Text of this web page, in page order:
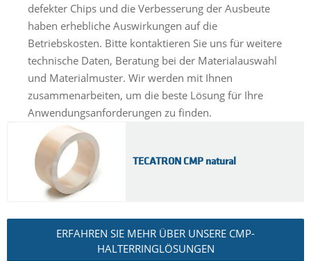
defekter Chips und die Verbesserung der Ausbeute
haben erhebliche Auswirkungen auf die
Betriebskosten. Bitte kontaktieren Sie uns für weitere
technische Daten, Beratung bei der Materialauswahl
und Materialmuster. Wir werden mit Ihnen
zusammenarbeiten, um die beste Lösung für Ihre
Anwendungsanforderungen zu finden.
TECATRON CMP natural
ERFAHREN SIE MEHR ÜBER UNSERE CMP-
HALTERRINGLÖSUNGEN